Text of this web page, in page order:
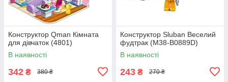
Конструктор Qman Кімната
для дівчаток (4801)
В наявності
342 ₴ 380 ₴
Конструктор Sluban Веселий
фудтрак (M38-B0889D)
В наявності
243 ₴ 270 ₴